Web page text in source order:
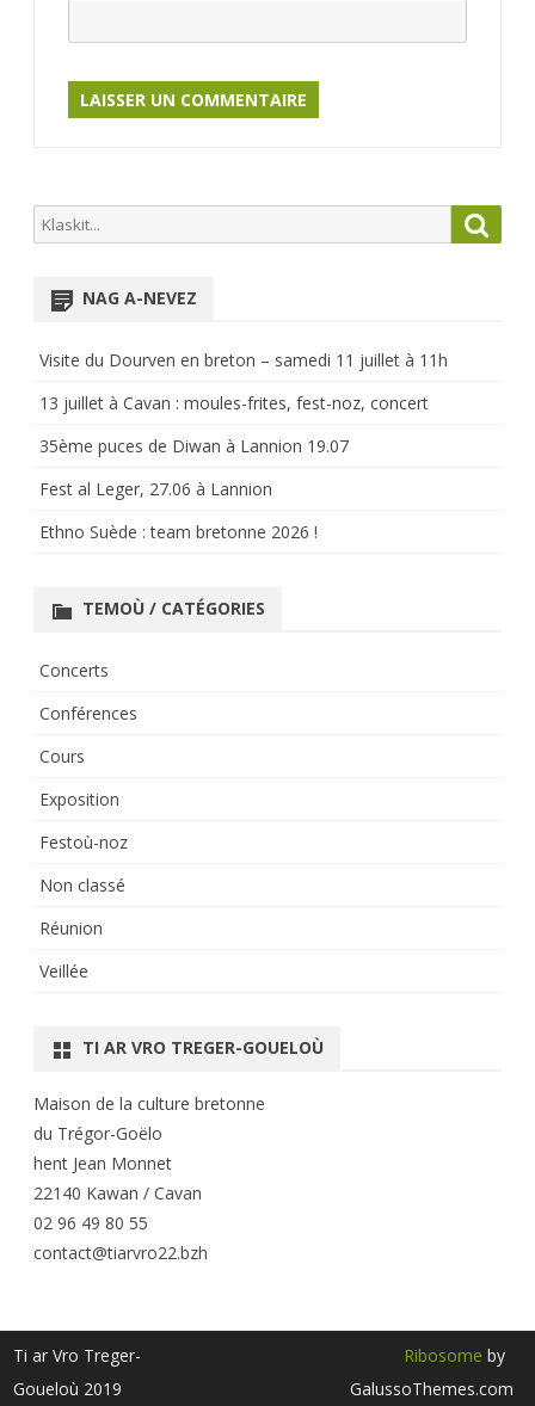
Search
for:
NAG A-NEVEZ
Visite du Dourven en breton – samedi 11 juillet à 11h
13 juillet à Cavan : moules-frites, fest-noz, concert
35ème puces de Diwan à Lannion 19.07
Fest al Leger, 27.06 à Lannion
Ethno Suède : team bretonne 2026 !
TEMOÙ / CATÉGORIES
Concerts
Conférences
Cours
Exposition
Festoù-noz
Non classé
Réunion
Veillée
TI AR VRO TREGER-GOUELOÙ
Maison de la culture bretonne
du Trégor-Goëlo
hent Jean Monnet
22140 Kawan / Cavan
02 96 49 80 55
contact@tiarvro22.bzh
Ti ar Vro Treger-
Goueloù 2019
Ribosome by
GalussoThemes.com